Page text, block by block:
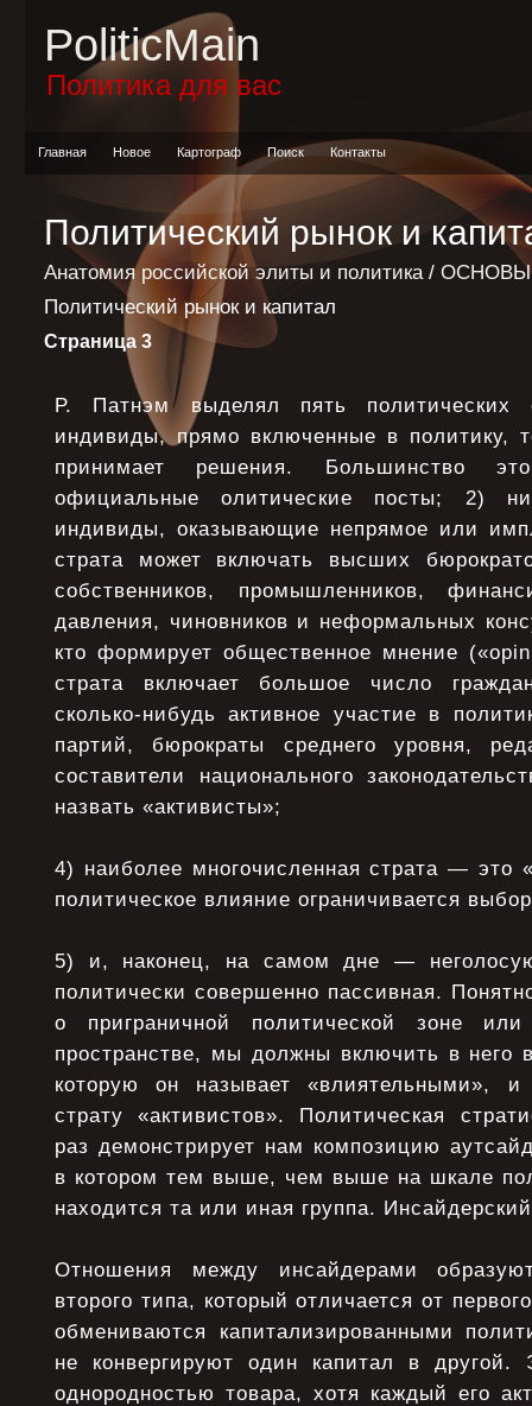
PoliticMain
Политика для вас
Главная Новое Картограф Поиск Контакты
Политический рынок и
Анатомия российской элиты и политика/ ОСНОВЫ
Политический рынок и капитал
Страница 3
Р. Патнэм выделял пять
индивиды, прямо включенные в политику,
принимает решения. Большинство
официальные олитические посты; 2)
индивиды, оказывающие непрямое или
страта может включать высших
собственников, промышленников,
давления, чиновников и неформальных
кто формирует общественное мнение
страта включает большое число
сколько-нибудь активное участие в
партий, бюрократы среднего уровня,
составители национального
назвать «активисты»;
4) наиболее многочисленная страта — это
политическое влияние ограничивается
5) и, наконец, на самом дне —
политически совершенно пассивная.
о приграничной политической зоне или
пространстве, мы должны включить в него
которую он называет «влиятельными»,
страту «активистов». Политическая
раз демонстрирует нам композицию
в котором тем выше, чем выше на шкале
находится та или иная группа.
Отношения между инсайдерами
второго типа, который отличается от
обмениваются капитализированными
не конвергируют один капитал в другой.
однородностью товара, хотя каждый его